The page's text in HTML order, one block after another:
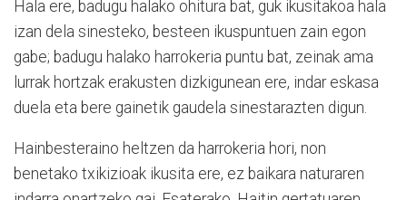
Hala ere, badugu halako ohitura bat, guk ikusitakoa hala
izan dela sinesteko, besteen ikuspuntuen zain egon
gabe; badugu halako harrokeria puntu bat, zeinak ama
lurrak hortzak erakusten dizkigunean ere, indar eskasa
duela eta bere gainetik gaudela sinestarazten digun.
Hainbesteraino heltzen da harrokeria hori, non
benetako txikizioak ikusita ere, ez baikara naturaren